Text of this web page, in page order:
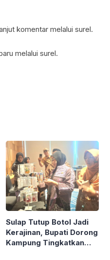
komentar melalui surel.
melalui surel.
Sulap Tutup Botol Jadi
Kerajinan, Bupati Dorong
Kampung Tingkatkan